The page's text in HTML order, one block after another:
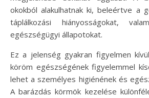
okokból alakulhatnak ki, beleértve a
táplálkozási hiányosságokat,
egészségügyi állapotokat.
Ez a jelenség gyakran figyelmen
köröm egészségének figyelemmel
lehet a személyes higiénének és
A barázdás körmök kezelése